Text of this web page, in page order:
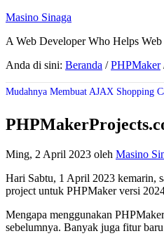
Masino Sinaga
A Web Developer Who Helps
Anda di sini: Beranda / PHPMaker
Mudahnya Membuat AJAX Shopping
Ming, 2 April 2023 oleh Masino
Hari Sabtu, 1 April 2023 kemarin,
project untuk PHPMaker versi
Mengapa menggunakan
sebelumnya. Banyak juga fitur